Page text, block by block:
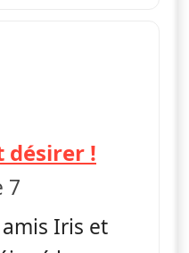
désirer !
7
Iris et